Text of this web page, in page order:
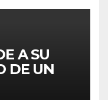
A SU
DE UN